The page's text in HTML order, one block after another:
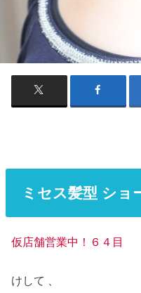
ミセス髪型 ショ
仮店舗営業中！６４目
けして 、